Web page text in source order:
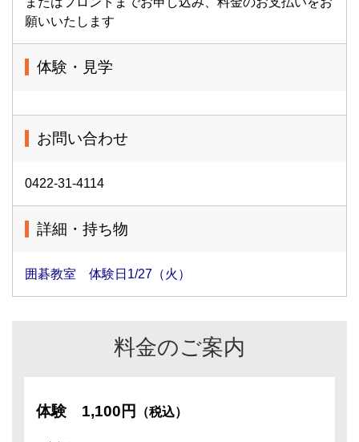
願いいたします
体験・見学
お問い合わせ
0422-31-4114
詳細・持ち物
囲碁教室 体験日1/27（火）
料金のご案内
体験 1,100円 （税込）